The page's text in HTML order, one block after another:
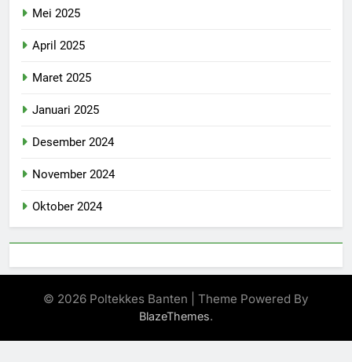
Mei 2025
April 2025
Maret 2025
Januari 2025
Desember 2024
November 2024
Oktober 2024
© 2026 Poltekkes Banten | Theme Powered By
BlazeThemes.